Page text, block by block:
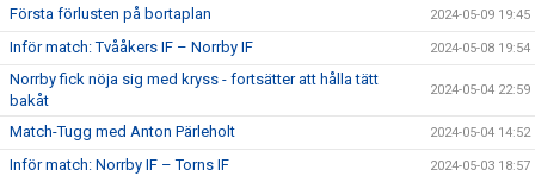
Första förlusten på bortaplan 2024-05-09 19:45
Inför match: Tvååkers IF – Norrby IF 2024-05-08 19:54
Norrby fick nöja sig med kryss - fortsätter att hålla tätt
bakåt
2024-05-04 22:59
Match-Tugg med Anton Pärleholt 2024-05-04 14:52
Inför match: Norrby IF – Torns IF 2024-05-03 18:57